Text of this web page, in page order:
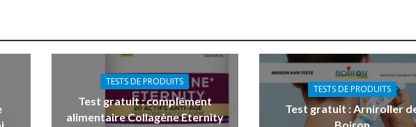
TESTS DE PRODUITS
Test gratuit : complément
alimentaire Collagène Eternity
TESTS DE PRODUITS
Test gratuit : Arniroller